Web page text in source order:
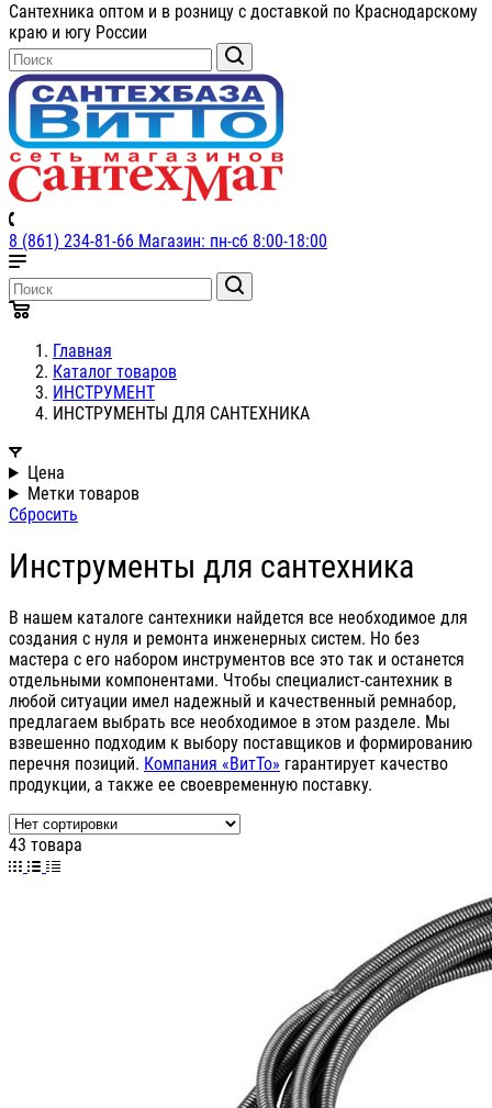
Сантехника оптом и в розницу с доставкой по Краснодарскому
краю и югу России
8 (861) 234-81-66 Магазин: пн-сб 8:00-18:00
Главная
Каталог товаров
ИНСТРУМЕНТ
ИНСТРУМЕНТЫ ДЛЯ САНТЕХНИКА
Цена
Метки товаров
Сбросить
Инструменты для сантехника
В нашем каталоге сантехники найдется все необходимое для
создания с нуля и ремонта инженерных систем. Но без
мастера с его набором инструментов все это так и останется
отдельными компонентами. Чтобы специалист-сантехник в
любой ситуации имел надежный и качественный ремнабор,
предлагаем выбрать все необходимое в этом разделе. Мы
взвешенно подходим к выбору поставщиков и формированию
перечня позиций. Компания «ВитТо» гарантирует качество
продукции, а также ее своевременную поставку.
43 товара